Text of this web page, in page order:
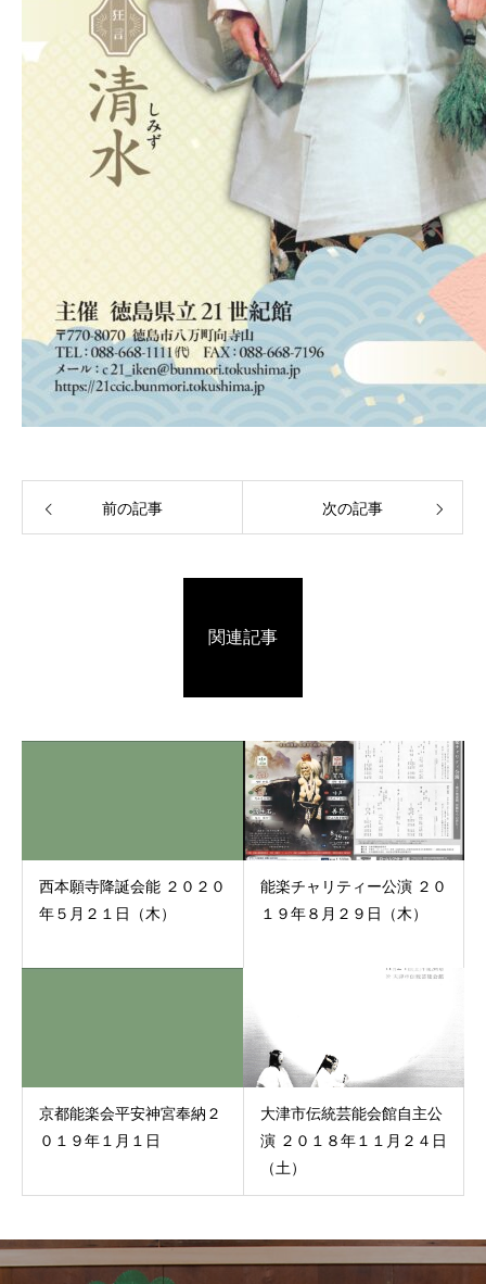
前の記事 次の記事
関連記事
西本願寺降誕会能 ２０２０
年５月２１日（木）
能楽チャリティー公演 ２０
１９年８月２９日（木）
京都能楽会平安神宮奉納２
０１９年１月１日
大津市伝統芸能会館自主公
演 ２０１８年１１月２４日
（土）